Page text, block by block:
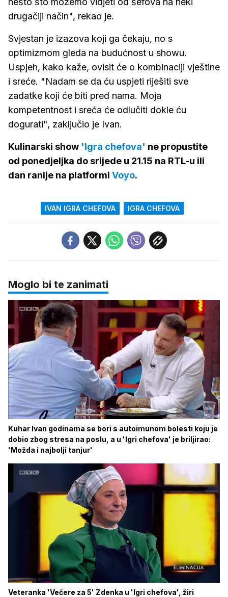
drugačiji način", rekao je.
Svjestan je izazova koji ga čekaju, no s
optimizmom gleda na budućnost u showu.
Uspjeh, kako kaže, ovisit će o kombinaciji vještine
i sreće. "Nadam se da ću uspjeti riješiti sve
zadatke koji će biti pred nama. Moja
kompetentnost i sreća će odlučiti dokle ću
dogurati", zaključio je Ivan.
Kulinarski show 'Igra chefova' ne propustite
od ponedjeljka do srijede u 21.15 na RTL-u ili
dan ranije na platformi Voyo.
IVAN IGRA CHEFOVA IGRA CHEFOVA
Moglo bi te zanimati
Kuhar Ivan godinama se bori s autoimunom bolesti koju je
dobio zbog stresa na poslu, a u 'Igri chefova' je briljirao:
'Možda i najbolji tanjur'
Veteranka 'Večere za 5' Zdenka u 'Igri chefova', žiri